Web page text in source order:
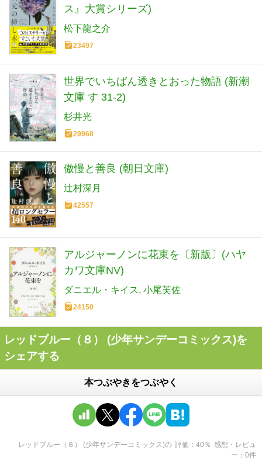
ス』大賞シリーズ)
松下龍之介
23497
世界でいちばん透きとおった物語 (新潮
文庫 す 31-2)
杉井光
29968
傲慢と善良 (朝日文庫)
辻村深月
42557
アルジャーノンに花束を〔新版〕(ハヤ
カワ文庫NV)
ダニエル・キイス 小尾芙佐
24150
レッドブルー（８） (少年サンデーコミックス)を
シェアする
本つぶやきをつぶやく
レッドブルー（８） (少年サンデーコミックス)の 評価 40 ％ 感想・レビュ
ー
0件